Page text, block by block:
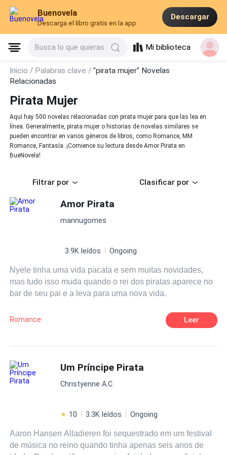
Buenovela
Descarga el libro gratis en la app
Descargar
Busca lo que quieras Mi biblioteca
Inicio / Palabras clave /"pirata mujer" Novelas
Relacionadas
Pirata Mujer
Aquí hay 500 novelas relacionadas con pirata mujer para que las lea en
línea. Generalmente, pirata mujer o historias de novelas similares se
pueden encontrar en varios géneros de libros, como Romance, MM
Romance, Fantasía. ¡Comience su lectura desde Amor Pirata en
BueNovela!
Filtrar por Clasificar por
Amor Pirata
mannugomes
3.9K leídos Ongoing
Nyele tinha uma vida pacata e sem muitas novidades,
mas tudo isso muda quando o rei dos piratas aparece no
bar de seu pai e a leva para uma nova vida.
Romance Leer
Um Príncipe Pirata
Christyenne A.C.
10 3.3K leídos Ongoing
Aaron Hansen Alladieren foi sequestrado em um festival
de música no reino quando tinha apenas seis anos de